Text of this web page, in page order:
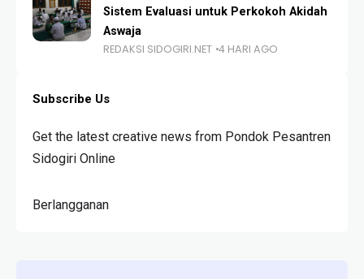
Sistem Evaluasi untuk Perkokoh Akidah
Aswaja
REDAKSI SIDOGIRI.NET 4 HARI AGO
Subscribe Us
Get the latest creative news from Pondok Pesantren
Sidogiri Online
Berlangganan